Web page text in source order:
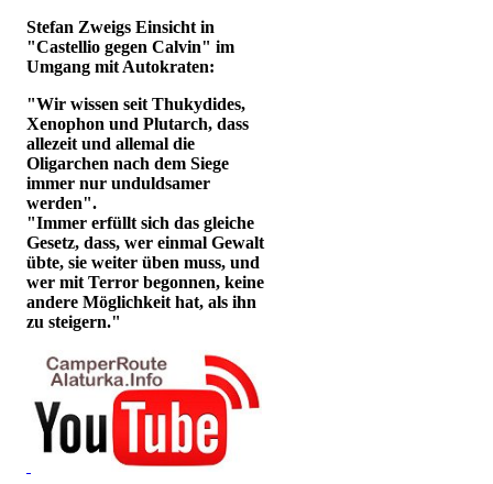
Stefan Zweigs Einsicht in
"Castellio gegen Calvin" im
Umgang mit Autokraten:
"Wir wissen seit Thukydides,
Xenophon und Plutarch, dass
allezeit und allemal die
Oligarchen nach dem Siege
immer nur unduldsamer
werden".
"Immer erfüllt sich das gleiche
Gesetz, dass, wer einmal Gewalt
übte, sie weiter üben muss, und
wer mit Terror begonnen, keine
andere Möglichkeit hat, als ihn
zu steigern."